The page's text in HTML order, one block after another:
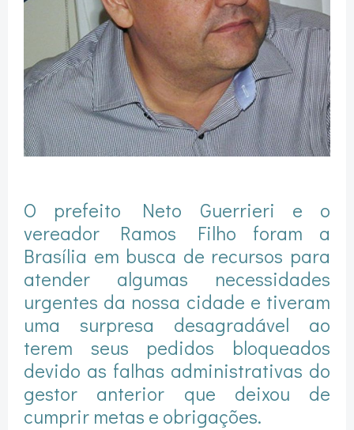
O prefeito Neto Guerrieri e o
vereador Ramos Filho foram a
Brasília em busca de recursos para
atender algumas necessidades
urgentes da nossa cidade e tiveram
uma surpresa desagradável ao
terem seus pedidos bloqueados
devido as falhas administrativas do
gestor anterior que deixou de
cumprir metas e obrigações.